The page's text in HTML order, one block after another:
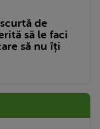
de
să le faci
să nu îți